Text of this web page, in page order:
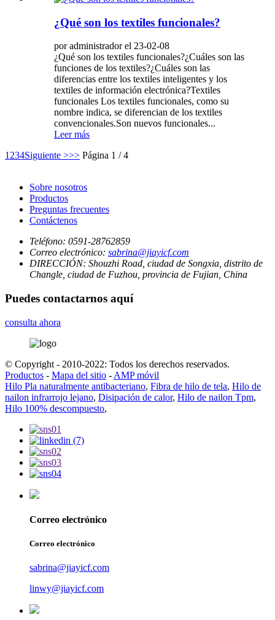
¿Qué son los textiles funcionales?
por administrador el 23-02-08
¿Qué son los textiles funcionales?¿Cuáles son las
funciones de los textiles?¿Cuáles son las
diferencias entre los textiles inteligentes y los
textiles de información electrónica?Textiles
funcionales Los textiles funcionales, como su
nombre indica, se diferencian de los textiles
convencionales.Son nuevos funcionales...
Leer más
1 234Siguiente >>> Página 1 / 4
Sobre nosotros
Productos
Preguntas frecuentes
Contáctenos
Teléfono: 0591-28762859
Correo electrónico: sabrina@jiayicf.com
DIRECCIÓN: Shouzhi Road, ciudad de Songxia, distrito de
Changle, ciudad de Fuzhou, provincia de Fujian, China
Puedes contactarnos aquí
consulta ahora
© Copyright - 2010-2022: Todos los derechos reservados.
Productos - Mapa del sitio - AMP móvil
Hilo Pla naturalmente antibacteriano, Fibra de hilo de tela, Hilo de
nailon infrarrojo lejano, Disipación de calor, Hilo de nailon Tpm,
Hilo 100% descompuesto,
Correo electrónico
Correo electrónico
sabrina@jiayicf.com
linwy@jiayicf.com